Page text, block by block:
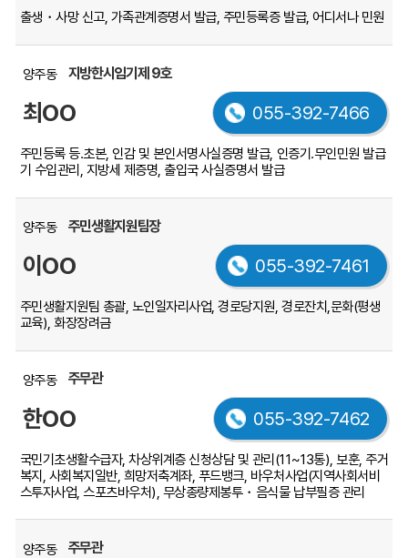
출생・사망 신고, 가족관계증명서 발급, 주민등록증 발급, 어디서나 민원
양주동 지방한시임기제 9호
최OO 055-392-7466
주민등록 등.초본, 인감 및 본인서명사실증명 발급, 인증기.무인민원 발급
기 수입관리, 지방세 제증명, 출입국 사실증명서 발급
양주동 주민생활지원팀장
이OO 055-392-7461
주민생활지원팀 총괄, 노인일자리사업, 경로당지원, 경로잔치,문화(평생
교육), 화장장려금
양주동 주무관
한OO 055-392-7462
국민기초생활수급자, 차상위계층 신청상담 및 관리(11~13통), 보훈, 주거
복지, 사회복지일반, 희망저축계좌, 푸드뱅크, 바우처사업(지역사회서비
스투자사업, 스포츠바우처), 무상종량제봉투・음식물 납부필증 관리
양주동 주무관